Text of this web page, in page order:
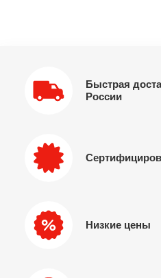
Быстрая
России
Низкие цены